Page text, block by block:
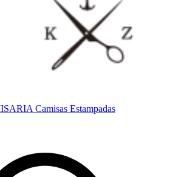
Camisas Estampadas